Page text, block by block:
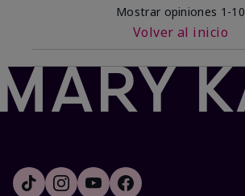
Mostrar opiniones 1-10
Volver al inicio